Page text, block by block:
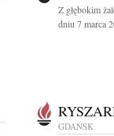
Z głębokim
dniu 7 marca
GDAŃSK